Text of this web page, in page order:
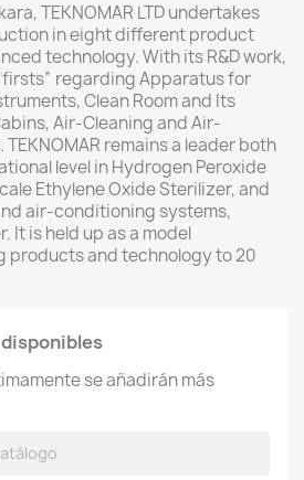
TEKNOMAR LTD undertakes
in eight different product
technology. With its R&D work,
regarding Apparatus for
Clean Room and Its
Air-Cleaning and Air-
remains a leader both
level in Hydrogen Peroxide
Ethylene Oxide Sterilizer, and
air-conditioning systems,
It is held up as a model
products and technology to 20
se añadirán más